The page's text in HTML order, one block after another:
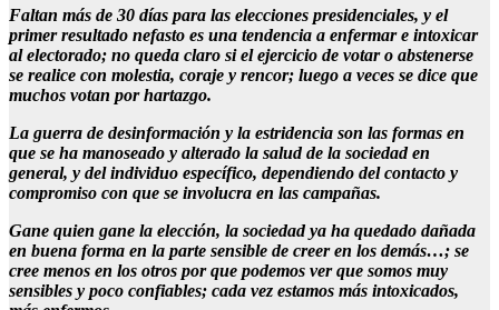
Faltan más de 30 días para las elecciones presidenciales, y el
primer resultado nefasto es una tendencia a enfermar e intoxicar
al electorado; no queda claro si el ejercicio de votar o abstenerse
se realice con molestia, coraje y rencor; luego a veces se dice que
muchos votan por hartazgo.
La guerra de desinformación y la estridencia son las formas en
que se ha manoseado y alterado la salud de la sociedad en
general, y del individuo específico, dependiendo del contacto y
compromiso con que se involucra en las campañas.
Gane quien gane la elección, la sociedad ya ha quedado dañada
en buena forma en la parte sensible de creer en los demás…; se
cree menos en los otros por que podemos ver que somos muy
sensibles y poco confiables; cada vez estamos más intoxicados,